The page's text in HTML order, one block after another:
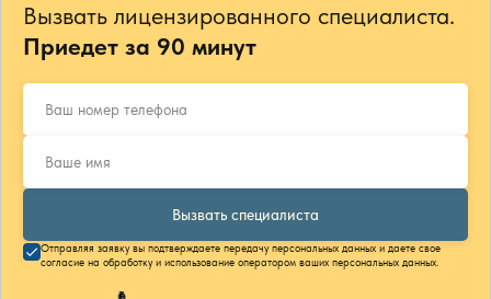
Вызвать лицензированного специалиста.
Приедет за 90 минут
Вызвать специалиста
Отправляя заявку вы подтверждаете передачу персональных данных и даете свое
согласие на обработку и использование оператором ваших персональных данных.